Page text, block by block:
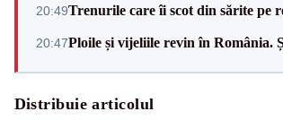
20:49Trenurile care îi scot din sărite pe
20:47Ploile și vijeliile revin în România.
Distribuie articolul